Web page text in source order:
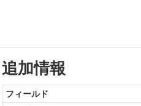
追加情報
フィールド